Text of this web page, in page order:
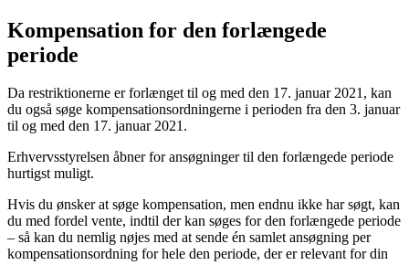
Kompensation for den forlængede
periode
Da restriktionerne er forlænget til og med den 17. januar 2021, kan
du også søge kompensationsordningerne i perioden fra den 3. januar
til og med den 17. januar 2021.
Erhvervsstyrelsen åbner for ansøgninger til den forlængede periode
hurtigst muligt.
Hvis du ønsker at søge kompensation, men endnu ikke har søgt, kan
du med fordel vente, indtil der kan søges for den forlængede periode
– så kan du nemlig nøjes med at sende én samlet ansøgning per
kompensationsordning for hele den periode, der er relevant for din